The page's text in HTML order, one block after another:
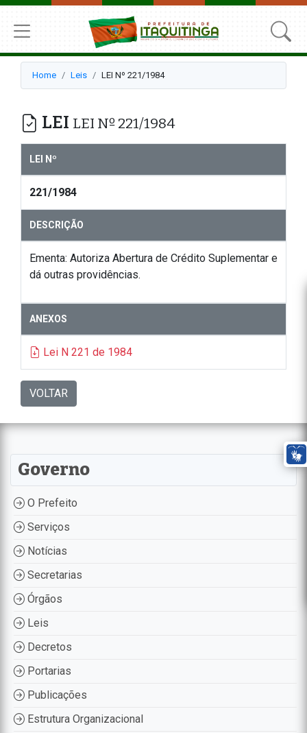
Home Leis LEI Nº 221/1984
LEI LEI Nº 221/1984
LEI Nº
221/1984
DESCRIÇÃO
Ementa: Autoriza Abertura de Crédito Suplementar e
dá outras providências.
ANEXOS
Lei N 221 de 1984
VOLTAR
Governo
O Prefeito
Serviços
Notícias
Secretarias
Órgãos
Leis
Decretos
Portarias
Publicações
Estrutura Organizacional